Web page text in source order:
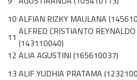
10 ALFIAN RIZKY MAULANA
11 ALFRED CRISTIANTO
(143110040)
12 ALIA AGUSTINI (165610037)
13 ALIF YUDHIA PRATAMA